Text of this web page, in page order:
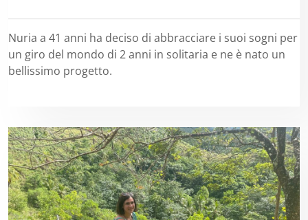
Nuria a 41 anni ha deciso di abbracciare i suoi sogni per
un giro del mondo di 2 anni in solitaria e ne è nato un
bellissimo progetto.